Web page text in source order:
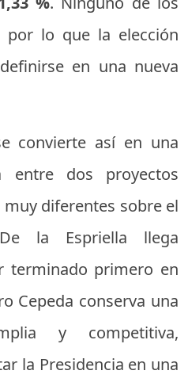
por lo que la elección
en una nueva
convierte así en una
entre dos proyectos
diferentes sobre el
la Espriella llega
terminado primero en
Cepeda conserva una
y competitiva,
la Presidencia en una